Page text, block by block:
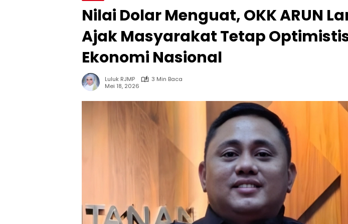
Nilai Dolar Menguat, OKK ARUN
Ajak Masyarakat Tetap
Ekonomi Nasional
Luluk RJMP
3 Min Baca
Mei 18, 2026